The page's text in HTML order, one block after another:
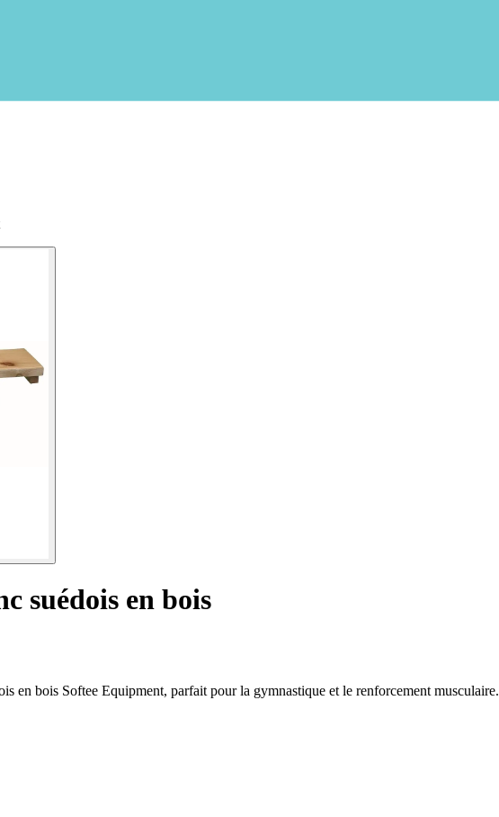
suédois en bois
en bois Softee Equipment, parfait pour la gymnastique et le renforcement musculaire.